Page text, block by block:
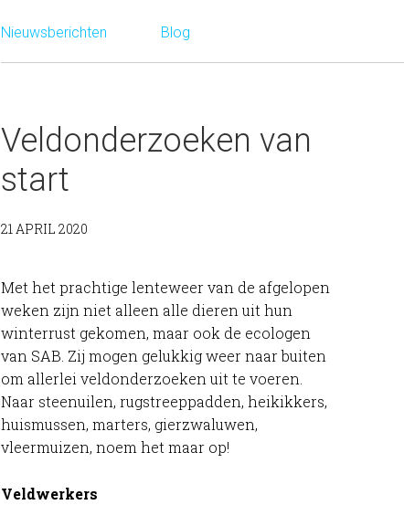
Nieuwsberichten Blog
Veldonderzoeken van
start
21 APRIL 2020
Met het prachtige lenteweer van de afgelopen
weken zijn niet alleen alle dieren uit hun
winterrust gekomen, maar ook de ecologen
van SAB. Zij mogen gelukkig weer naar buiten
om allerlei veldonderzoeken uit te voeren.
Naar steenuilen, rugstreeppadden, heikikkers,
huismussen, marters, gierzwaluwen,
vleermuizen, noem het maar op!
Veldwerkers